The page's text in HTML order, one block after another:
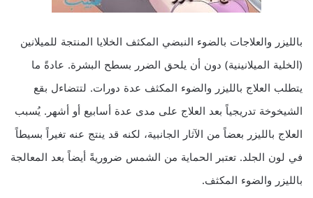
بالليزر والعلاجات بالضوء النبضي المكثف الخلايا المنتجة للميلانين
(الخلية الميلانينية) دون أن يلحق الضرر بسطح البشرة. عادةً ما
يتطلب العلاج بالليزر والضوء المكثف عدة دورات. لتتضاءل بقع
الشيخوخة تدريجياً بعد العلاج على مدى عدة أسابيع أو أشهر. يُسبب
العلاج بالليزر بعضاً من الآثار الجانبية، لكنه قد ينتج عنه تغيراً بسيطاً
في لون الجلد. تعتبر الحماية من الشمس ضروريةً أيضاً بعد المعالجة
بالليزر والضوء المكثف.